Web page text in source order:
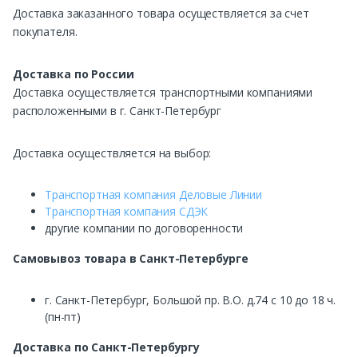
Доставка заказанного товара осуществляется за счет
покупателя.
Доставка по России
Доставка осуществляется транспортными компаниями
расположенными в г. Санкт-Петербург
Доставка осуществляется на выбор:
Транспортная компания Деловые Линии
Транспортная компания СДЭК
другие компании по договоренности
Самовывоз товара в Санкт-Петербурге
г. Санкт-Петербург, Большой пр. В.О. д.74 с 10 до 18 ч.
(пн-пт)
Доставка по Санкт-Петербургу